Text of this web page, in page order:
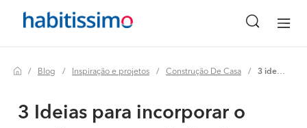
Blog Inspiração e projetos Construção De Casa 3 ideias para incorporar o quartzo na casa de banho
3 Ideias para incorporar o